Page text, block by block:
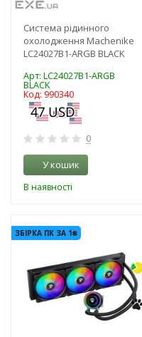
Система рідинного
охолодження Machenike
LC24027B1-ARGB BLACK
Арт: LC24027B1-ARGB
BLACK
Код: 990340
0
У кошик
В наявності
ЗБІРКА ПК ЗА 1₴